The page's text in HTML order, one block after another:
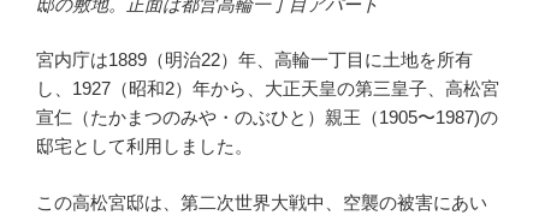
邸の敷地。正面は都営高輪一丁目アパート
宮内庁は1889（明治22）年、高輪一丁目に土地を所有
し、1927（昭和2）年から、大正天皇の第三皇子、高松宮
宣仁（たかまつのみや・のぶひと）親王（1905〜1987)の
邸宅として利用しました。
この高松宮邸は、第二次世界大戦中、空襲の被害にあい